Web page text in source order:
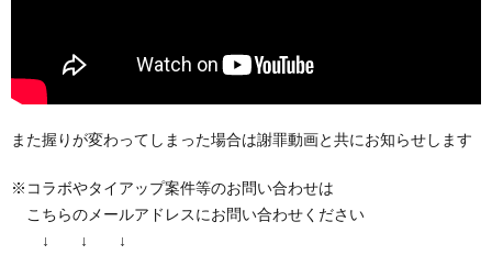
また握りが変わってしまった場合は謝罪動画と共にお知らせします
※コラボやタイアップ案件等のお問い合わせは
こちらのメールアドレスにお問い合わせください
↓ ↓ ↓